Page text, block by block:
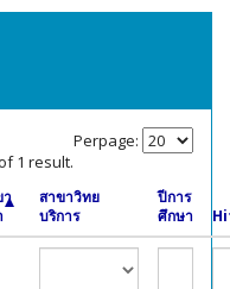
Perpage:
1 result.
า
สาขาวิทย
บริการ
ปีการ
ศึกษา